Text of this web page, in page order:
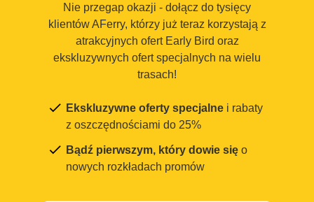
Nie przegap okazji - dołącz do tysięcy
klientów AFerry, którzy już teraz korzystają z
atrakcyjnych ofert Early Bird oraz
ekskluzywnych ofert specjalnych na wielu
trasach!
Ekskluzywne oferty specjalne i rabaty
z oszczędnościami do 25%
Bądź pierwszym, który dowie się o
nowych rozkładach promów